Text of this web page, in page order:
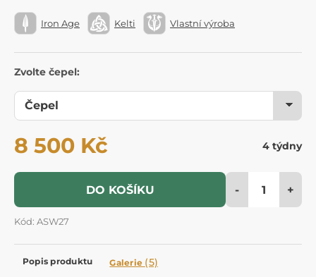
Iron Age Kelti Vlastní výroba
Zvolte čepel:
8 500 Kč 4 týdny
DO KOŠÍKU - +
Kód: ASW27
Popis produktu Galerie (5)